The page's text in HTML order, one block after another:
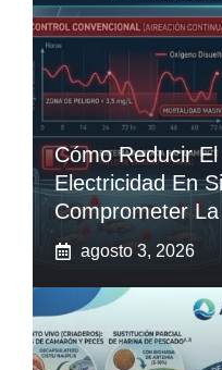
Cómo Reducir
Electricidad En
Comprometer
agosto 3, 2026